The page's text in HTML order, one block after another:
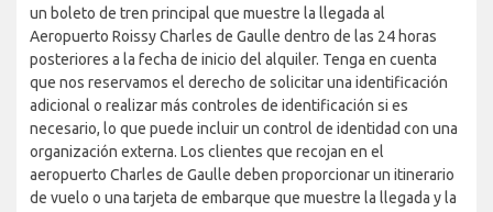
un boleto de tren principal que muestre la llegada al
Aeropuerto Roissy Charles de Gaulle dentro de las 24 horas
posteriores a la fecha de inicio del alquiler. Tenga en cuenta
que nos reservamos el derecho de solicitar una identificación
adicional o realizar más controles de identificación si es
necesario, lo que puede incluir un control de identidad con una
organización externa. Los clientes que recojan en el
aeropuerto Charles de Gaulle deben proporcionar un itinerario
de vuelo o una tarjeta de embarque que muestre la llegada y la